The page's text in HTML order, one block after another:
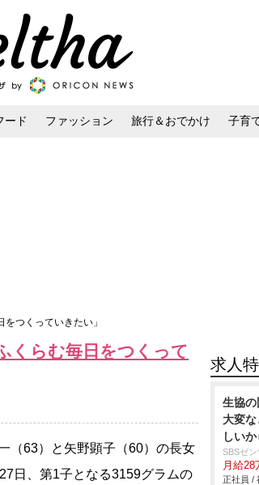
ード ファッション 旅行＆おでかけ 子育
つくっていきたい」
くらむ毎日をつくって
（63）と矢野顕子（60）の長女
日、第1子となる3159グラムの
求人
生協
大変
しい
SBSゼ
月給28
正社員 /